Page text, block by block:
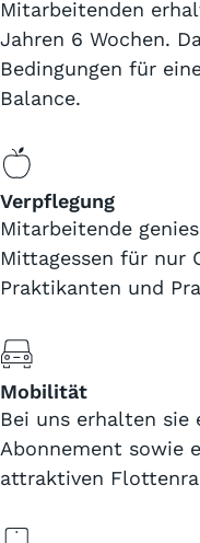
Mitarbeitenden
Jahren 6 Wochen.
Bedingungen für
Balance.
Verpflegung
Mitarbeitende
Mittagessen für nur
Praktikanten und
Mobilität
Bei uns erhalten sie
Abonnement sowie
attraktiven